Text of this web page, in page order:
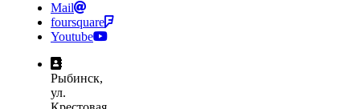
Mail
foursquare
Youtube
Рыбинск,
ул.